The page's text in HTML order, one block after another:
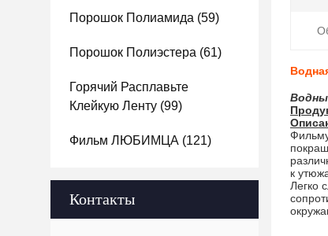
Порошок Полиамида (59)
Порошок Полиэстера (61)
Горячий Расплавьте
Клейкую Ленту (99)
Фильм ЛЮБИМЦА (121)
Контакты
к
Легко